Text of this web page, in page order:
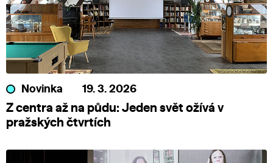
Novinka 19. 3. 2026
Z centra až na půdu: Jeden svět ožívá v
pražských čtvrtích